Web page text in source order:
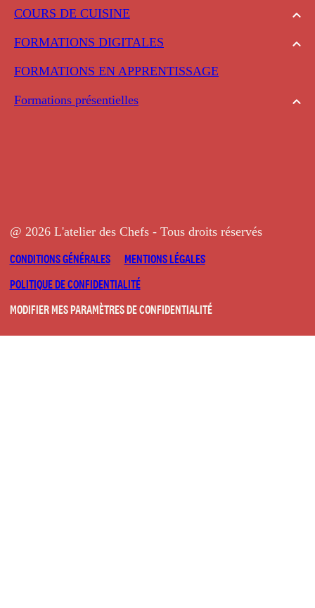
COURS DE CUISINE
FORMATIONS DIGITALES
FORMATIONS EN APPRENTISSAGE
Formations présentielles
@ 2026 L'atelier des Chefs - Tous droits réservés
CONDITIONS GÉNÉRALES
MENTIONS LÉGALES
POLITIQUE DE CONFIDENTIALITÉ
MODIFIER MES PARAMÈTRES DE CONFIDENTIALITÉ